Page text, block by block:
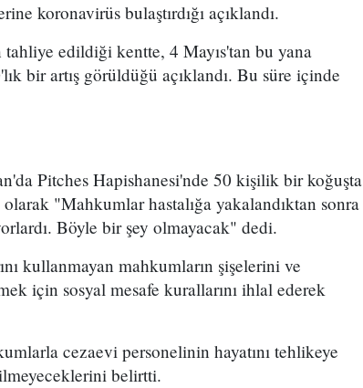
koronavirüs bulaştırdığı açıklandı.
edildiği kentte, 4 Mayıs'tan bu yana
bir artış görüldüğü açıklandı. Bu süre içinde
Pitches Hapishanesi'nde 50 kişilik bir koğuşta
"Mahkumlar hastalığa yakalandıktan sonra
Böyle bir şey olmayacak" dedi.
kullanmayan mahkumların şişelerini ve
için sosyal mesafe kurallarını ihlal ederek
cezaevi personelinin hayatını tehlikeye
belirtti.